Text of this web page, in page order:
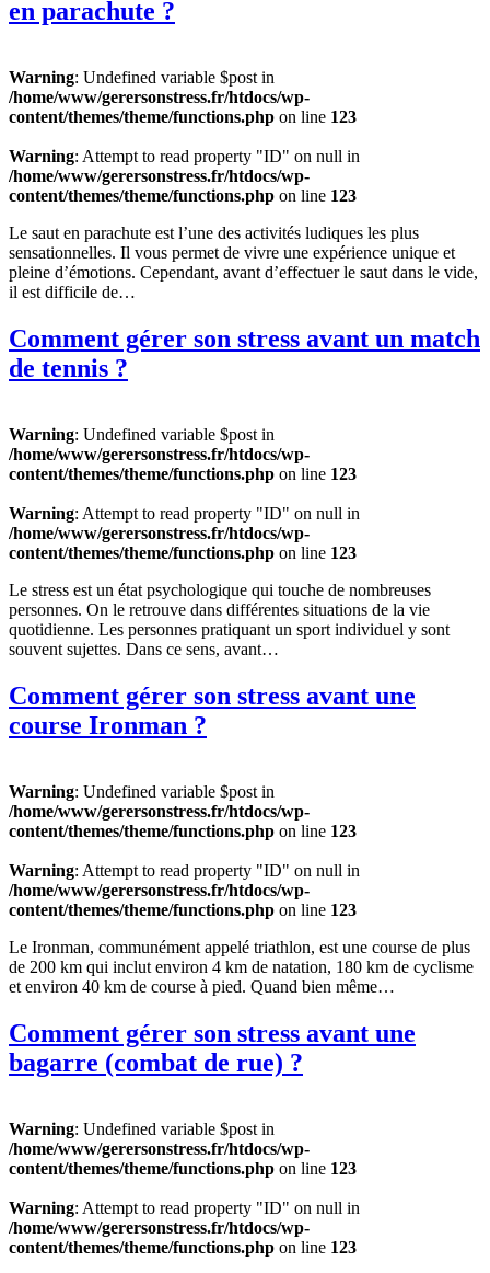
en parachute ?
Warning: Undefined variable $post in
/home/www/gerersonstress.fr/htdocs/wp-
content/themes/theme/functions.php on line 123
Warning: Attempt to read property "ID" on null in
/home/www/gerersonstress.fr/htdocs/wp-
content/themes/theme/functions.php on line 123
Le saut en parachute est l’une des activités ludiques les plus
sensationnelles. Il vous permet de vivre une expérience unique et
pleine d’émotions. Cependant, avant d’effectuer le saut dans le vide,
il est difficile de…
Comment gérer son stress avant un match
de tennis ?
Warning: Undefined variable $post in
/home/www/gerersonstress.fr/htdocs/wp-
content/themes/theme/functions.php on line 123
Warning: Attempt to read property "ID" on null in
/home/www/gerersonstress.fr/htdocs/wp-
content/themes/theme/functions.php on line 123
Le stress est un état psychologique qui touche de nombreuses
personnes. On le retrouve dans différentes situations de la vie
quotidienne. Les personnes pratiquant un sport individuel y sont
souvent sujettes. Dans ce sens, avant…
Comment gérer son stress avant une
course Ironman ?
Warning: Undefined variable $post in
/home/www/gerersonstress.fr/htdocs/wp-
content/themes/theme/functions.php on line 123
Warning: Attempt to read property "ID" on null in
/home/www/gerersonstress.fr/htdocs/wp-
content/themes/theme/functions.php on line 123
Le Ironman, communément appelé triathlon, est une course de plus
de 200 km qui inclut environ 4 km de natation, 180 km de cyclisme
et environ 40 km de course à pied. Quand bien même…
Comment gérer son stress avant une
bagarre (combat de rue) ?
Warning: Undefined variable $post in
/home/www/gerersonstress.fr/htdocs/wp-
content/themes/theme/functions.php on line 123
Warning: Attempt to read property "ID" on null in
/home/www/gerersonstress.fr/htdocs/wp-
content/themes/theme/functions.php on line 123